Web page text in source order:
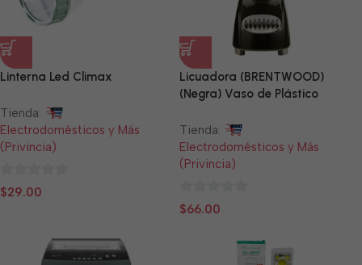
Linterna Led Climax
Tienda:
Electrodomésticos y Más
(Privincia)
0
$29.00
Licuadora (BRENTWOOD)
(Negra) Vaso de Plástico
Tienda:
Electrodomésticos y Más
(Privincia)
0
$66.00